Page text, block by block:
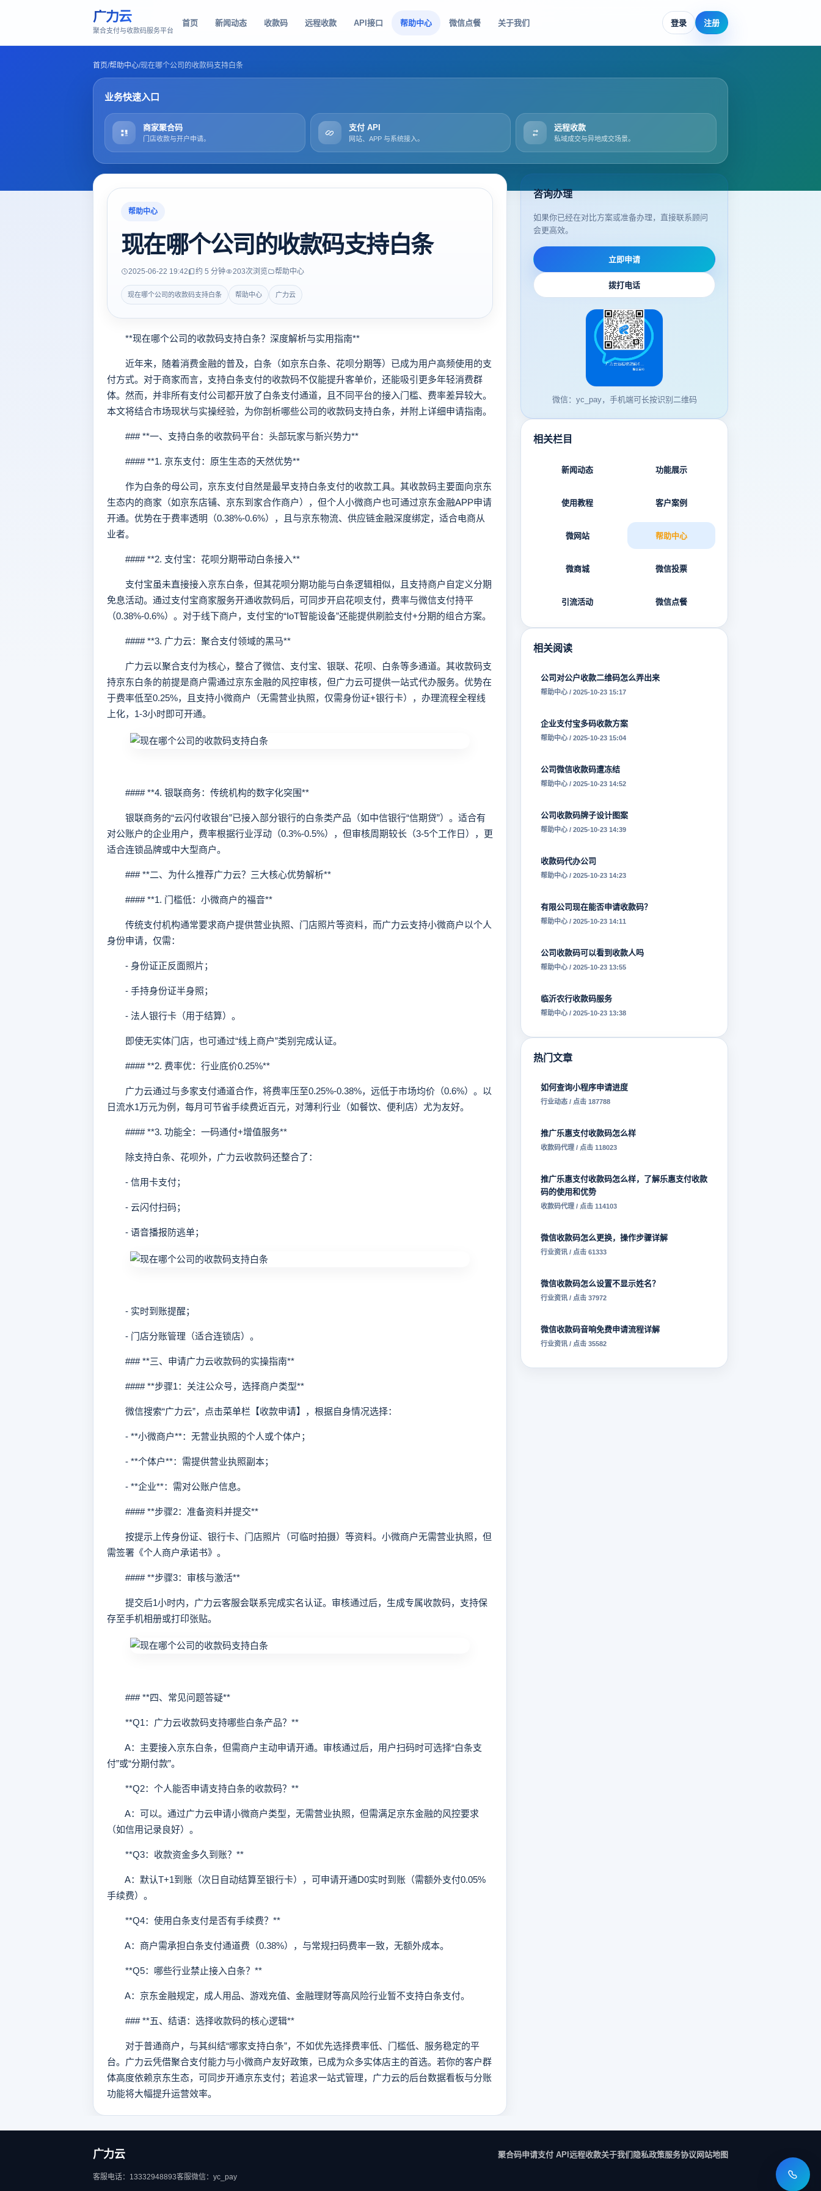
广力云
聚合支付与收款码服务平台
首页 新闻动态 收款码 远程收款 API接口 帮助中心 微信点餐 关于我们 登录 注册
首页/帮助中心/现在哪个公司的收款码支持白条
业务快速入口
商家聚合码
门店收款与开户申请。
支付 API
网站、APP 与系统接入。
远程收款
私域成交与异地成交场景。
帮助中心
现在哪个公司的收款码支持白条
2025-06-22 19:42 约 5 分钟 203次浏览 帮助中心
现在哪个公司的收款码支持白条 帮助中心 广力云
**现在哪个公司的收款码支持白条？深度解析与实用指南**
近年来，随着消费金融的普及，白条（如京东白条、花呗分期等）已成为用户高频使用的支
付方式。对于商家而言，支持白条支付的收款码不仅能提升客单价，还能吸引更多年轻消费群
体。然而，并非所有支付公司都开放了白条支付通道，且不同平台的接入门槛、费率差异较大。
本文将结合市场现状与实操经验，为你剖析哪些公司的收款码支持白条，并附上详细申请指南。
### **一、支持白条的收款码平台：头部玩家与新兴势力**
#### **1. 京东支付：原生生态的天然优势**
作为白条的母公司，京东支付自然是最早支持白条支付的收款工具。其收款码主要面向京东
生态内的商家（如京东店铺、京东到家合作商户），但个人小微商户也可通过京东金融APP申请
开通。优势在于费率透明（0.38%-0.6%），且与京东物流、供应链金融深度绑定，适合电商从
业者。
#### **2. 支付宝：花呗分期带动白条接入**
支付宝虽未直接接入京东白条，但其花呗分期功能与白条逻辑相似，且支持商户自定义分期
免息活动。通过支付宝商家服务开通收款码后，可同步开启花呗支付，费率与微信支付持平
（0.38%-0.6%）。对于线下商户，支付宝的“IoT智能设备”还能提供刷脸支付+分期的组合方案。
#### **3. 广力云：聚合支付领域的黑马**
广力云以聚合支付为核心，整合了微信、支付宝、银联、花呗、白条等多通道。其收款码支
持京东白条的前提是商户需通过京东金融的风控审核，但广力云可提供一站式代办服务。优势在
于费率低至0.25%，且支持小微商户（无需营业执照，仅需身份证+银行卡），办理流程全程线
上化，1-3小时即可开通。
#### **4. 银联商务：传统机构的数字化突围**
银联商务的“云闪付收银台”已接入部分银行的白条类产品（如中信银行“信期贷”）。适合有
对公账户的企业用户，费率根据行业浮动（0.3%-0.5%），但审核周期较长（3-5个工作日），更
适合连锁品牌或中大型商户。
### **二、为什么推荐广力云？三大核心优势解析**
#### **1. 门槛低：小微商户的福音**
传统支付机构通常要求商户提供营业执照、门店照片等资料，而广力云支持小微商户以个人
身份申请，仅需：
- 身份证正反面照片；
- 手持身份证半身照；
- 法人银行卡（用于结算）。
即使无实体门店，也可通过“线上商户”类别完成认证。
#### **2. 费率优：行业底价0.25%**
广力云通过与多家支付通道合作，将费率压至0.25%-0.38%，远低于市场均价（0.6%）。以
日流水1万元为例，每月可节省手续费近百元，对薄利行业（如餐饮、便利店）尤为友好。
#### **3. 功能全：一码通付+增值服务**
除支持白条、花呗外，广力云收款码还整合了：
- 信用卡支付；
- 云闪付扫码；
- 语音播报防逃单；
- 实时到账提醒；
- 门店分账管理（适合连锁店）。
### **三、申请广力云收款码的实操指南**
#### **步骤1：关注公众号，选择商户类型**
微信搜索“广力云”，点击菜单栏【收款申请】，根据自身情况选择：
- **小微商户**：无营业执照的个人或个体户；
- **个体户**：需提供营业执照副本；
- **企业**：需对公账户信息。
#### **步骤2：准备资料并提交**
按提示上传身份证、银行卡、门店照片（可临时拍摄）等资料。小微商户无需营业执照，但
需签署《个人商户承诺书》。
#### **步骤3：审核与激活**
提交后1小时内，广力云客服会联系完成实名认证。审核通过后，生成专属收款码，支持保
存至手机相册或打印张贴。
### **四、常见问题答疑**
**Q1：广力云收款码支持哪些白条产品？**
A：主要接入京东白条，但需商户主动申请开通。审核通过后，用户扫码时可选择“白条支
付”或“分期付款”。
**Q2：个人能否申请支持白条的收款码？**
A：可以。通过广力云申请小微商户类型，无需营业执照，但需满足京东金融的风控要求
（如信用记录良好）。
**Q3：收款资金多久到账？**
A：默认T+1到账（次日自动结算至银行卡），可申请开通D0实时到账（需额外支付0.05%
手续费）。
**Q4：使用白条支付是否有手续费？**
A：商户需承担白条支付通道费（0.38%），与常规扫码费率一致，无额外成本。
**Q5：哪些行业禁止接入白条？**
A：京东金融规定，成人用品、游戏充值、金融理财等高风险行业暂不支持白条支付。
### **五、结语：选择收款码的核心逻辑**
对于普通商户，与其纠结“哪家支持白条”，不如优先选择费率低、门槛低、服务稳定的平
台。广力云凭借聚合支付能力与小微商户友好政策，已成为众多实体店主的首选。若你的客户群
体高度依赖京东生态，可同步开通京东支付；若追求一站式管理，广力云的后台数据看板与分账
功能将大幅提升运营效率。
咨询办理
如果你已经在对比方案或准备办理，直接联系顾问
会更高效。
立即申请
拨打电话
微信：yc_pay，手机端可长按识别二维码
相关栏目
新闻动态 功能展示
使用教程 客户案例
微网站 帮助中心
微商城 微信投票
引流活动 微信点餐
相关阅读
公司对公户收款二维码怎么弄出来
帮助中心 / 2025-10-23 15:17
企业支付宝多码收款方案
帮助中心 / 2025-10-23 15:04
公司微信收款码遭冻结
帮助中心 / 2025-10-23 14:52
公司收款码牌子设计图案
帮助中心 / 2025-10-23 14:39
收款码代办公司
帮助中心 / 2025-10-23 14:23
有限公司现在能否申请收款码？
帮助中心 / 2025-10-23 14:11
公司收款码可以看到收款人吗
帮助中心 / 2025-10-23 13:55
临沂农行收款码服务
帮助中心 / 2025-10-23 13:38
热门文章
如何查询小程序申请进度
行业动态 / 点击 187788
推广乐惠支付收款码怎么样
收款码代理 / 点击 118023
推广乐惠支付收款码怎么样，了解乐惠支付收款
码的使用和优势
收款码代理 / 点击 114103
微信收款码怎么更换，操作步骤详解
行业资讯 / 点击 61333
微信收款码怎么设置不显示姓名？
行业资讯 / 点击 37972
微信收款码音响免费申请流程详解
行业资讯 / 点击 35582
广力云 聚合码申请支付 API远程收款关于我们隐私政策服务协议网站地图
客服电话：13332948893客服微信：yc_pay